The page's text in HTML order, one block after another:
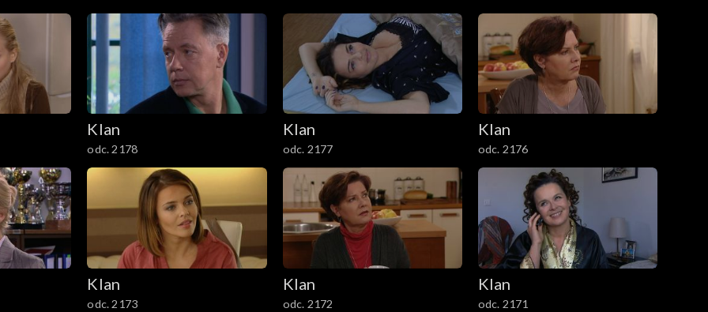
Klan
odc. 2178
Klan
odc. 2177
Klan
odc. 2176
Klan
odc. 2173
Klan
odc. 2172
Klan
odc. 2171